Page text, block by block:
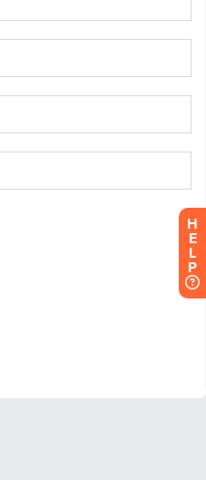
H
E
L
P